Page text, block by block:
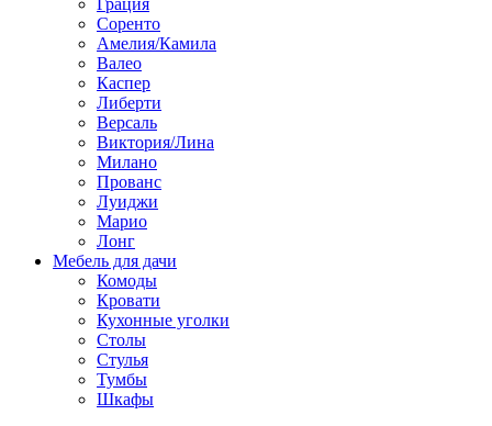
Грация
Соренто
Амелия/Камила
Валео
Каспер
Либерти
Версаль
Виктория/Лина
Милано
Прованс
Луиджи
Марио
Лонг
Мебель для дачи
Комоды
Кровати
Кухонные уголки
Столы
Стулья
Тумбы
Шкафы